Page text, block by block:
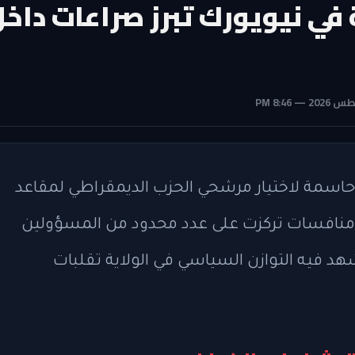
في نيويورك تبرز صراعات
لاختيار مرشحي الحزب الديمقراطي لمقاعد
منافسات تركزت على عدد محدود من المسؤولين
فيه التوازن السياسي في الولاية تقلبات